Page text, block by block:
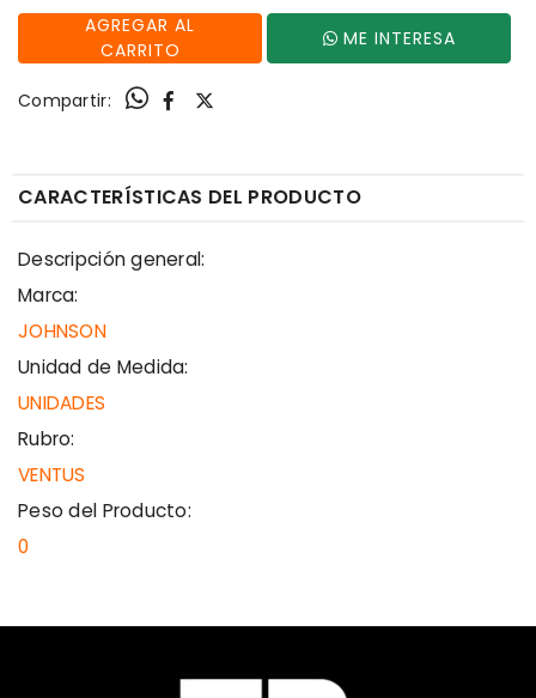
AGREGAR AL
CARRITO
ME INTERESA
Compartir:
CARACTERÍSTICAS DEL PRODUCTO
Descripción general:
Marca:
JOHNSON
Unidad de Medida:
UNIDADES
Rubro:
VENTUS
Peso del Producto:
0